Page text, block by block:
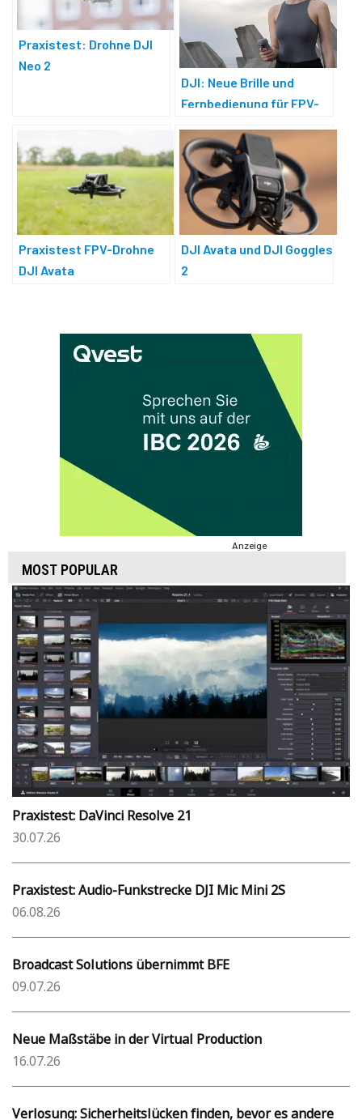
Praxistest: Drohne DJI
Neo 2
DJI: Neue Brille und
Fernbedienung für FPV-
Praxistest FPV-Drohne
DJI Avata
DJI Avata und DJI Goggles
2
Anzeige
MOST POPULAR
Praxistest: DaVinci Resolve 21
30.07.26
Praxistest: Audio-Funkstrecke DJI Mic Mini 2S
06.08.26
Broadcast Solutions übernimmt BFE
09.07.26
Neue Maßstäbe in der Virtual Production
16.07.26
Verlosung: Sicherheitslücken finden, bevor es andere